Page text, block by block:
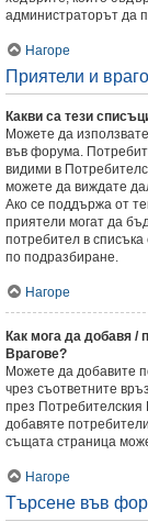
администраторът да
Нагоре
Приятели и
Какви са тези
Можете да
във форума.
видими в
можете да виждате
Ако се поддържа от
приятели могат да
потребител в списъка
по подразбиране.
Нагоре
Как мога да добавя /
Врагове?
Можете да добавите
чрез съответните
през
добавяте
същата страница
Нагоре
Търсене във